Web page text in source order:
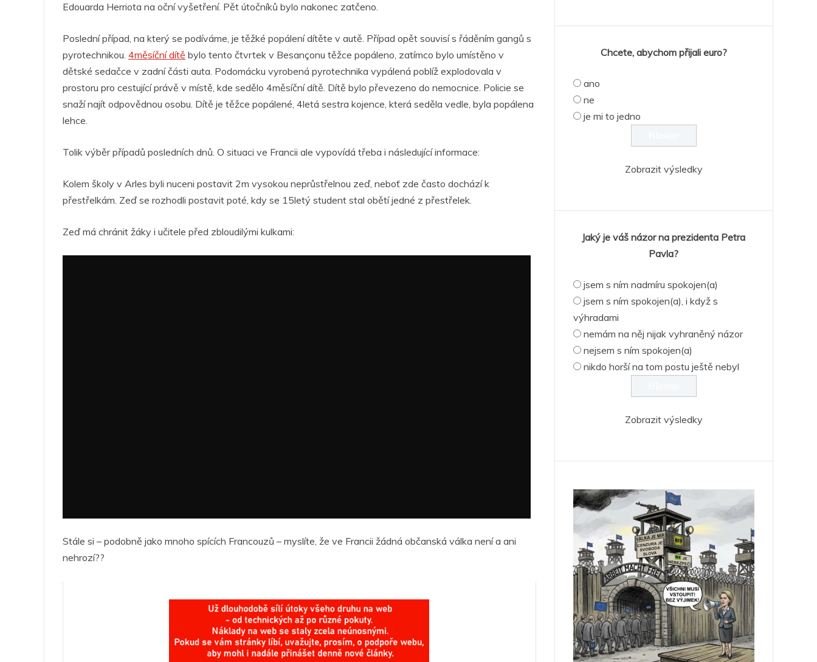
Edouarda Herriota na oční vyšetření. Pět útočníků bylo nakonec zatčeno.
Poslední případ, na který se podíváme, je těžké popálení dítěte v autě. Případ opět souvisí s řáděním gangů s
pyrotechnikou. 4měsíční dítě bylo tento čtvrtek v Besançonu těžce popáleno, zatímco bylo umístěno v
dětské sedačce v zadní části auta. Podomácku vyrobená pyrotechnika vypálená poblíž explodovala v
prostoru pro cestující právě v místě, kde sedělo 4měsíční dítě. Dítě bylo převezeno do nemocnice. Policie se
snaží najít odpovědnou osobu. Dítě je těžce popálené, 4letá sestra kojence, která seděla vedle, byla popálena
lehce.
Tolik výběr případů posledních dnů. O situaci ve Francii ale vypovídá třeba i následující informace:
Kolem školy v Arles byli nuceni postavit 2m vysokou neprůstřelnou zeď, neboť zde často dochází k
přestřelkám. Zeď se rozhodli postavit poté, kdy se 15letý student stal obětí jedné z přestřelek.
Zeď má chránit žáky i učitele před zbloudilými kulkami:
Stále si – podobně jako mnoho spících Francouzů – myslíte, že ve Francii žádná občanská válka není a ani
nehrozí??
Chcete, abychom přijali euro?
ano
ne
je mi to jedno
Zobrazit výsledky
Jaký je váš názor na prezidenta Petra
Pavla?
jsem s ním nadmíru spokojen(a)
jsem s ním spokojen(a), i když s
výhradami
nemám na něj nijak vyhraněný názor
nejsem s ním spokojen(a)
nikdo horší na tom postu ještě nebyl
Zobrazit výsledky